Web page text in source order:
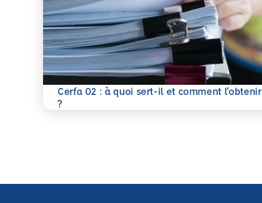
Cerfa 02 : à quoi sert-il et comment l’obtenir
?
En savoir plus